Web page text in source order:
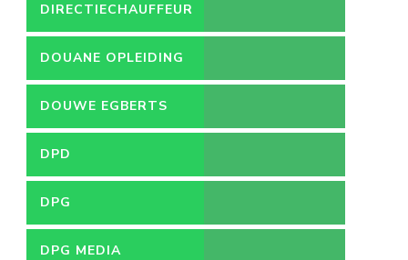
DIRECTIECHAUFFEUR
DOUANE OPLEIDING
DOUWE EGBERTS
DPD
DPG
DPG MEDIA